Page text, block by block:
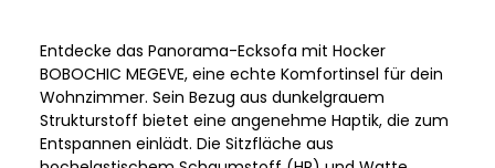
Entdecke das Panorama-Ecksofa mit Hocker
BOBOCHIC MEGEVE, eine echte Komfortinsel für dein
Wohnzimmer. Sein Bezug aus dunkelgrauem
Strukturstoff bietet eine angenehme Haptik, die zum
Entspannen einlädt. Die Sitzfläche aus